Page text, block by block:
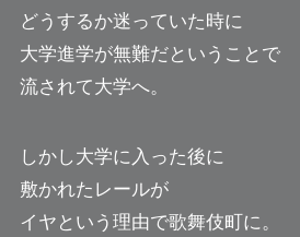
どうするか迷っていた時に
大学進学が無難だということで
流されて大学へ。
しかし大学に入った後に
敷かれたレールが
イヤという理由で歌舞伎町に。